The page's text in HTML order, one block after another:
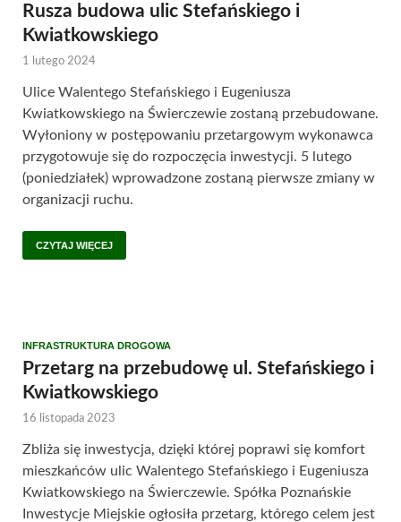
Rusza budowa ulic Stefańskiego i
Kwiatkowskiego
1 lutego 2024
Ulice Walentego Stefańskiego i Eugeniusza
Kwiatkowskiego na Świerczewie zostaną przebudowane.
Wyłoniony w postępowaniu przetargowym wykonawca
przygotowuje się do rozpoczęcia inwestycji. 5 lutego
(poniedziałek) wprowadzone zostaną pierwsze zmiany w
organizacji ruchu.
CZYTAJ WIĘCEJ
INFRASTRUKTURA DROGOWA
Przetarg na przebudowę ul. Stefańskiego i
Kwiatkowskiego
16 listopada 2023
Zbliża się inwestycja, dzięki której poprawi się komfort
mieszkańców ulic Walentego Stefańskiego i Eugeniusza
Kwiatkowskiego na Świerczewie. Spółka Poznańskie
Inwestycje Miejskie ogłosiła przetarg, którego celem jest